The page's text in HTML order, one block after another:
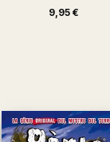
9,95 €